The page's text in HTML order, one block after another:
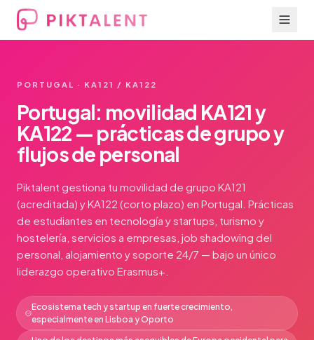
PORTUGAL · KA121 / KA122
Portugal: movilidad KA121 y
KA122 — prácticas de grupo y
flujos de personal
Piktalent gestiona tu movilidad de grupo KA121
(acreditada) y KA122 (corto plazo) en Portugal. Prácticas
de estudiantes en tecnología y startups, turismo y
hostelería, servicios a empresas, job shadowing del
personal, alojamiento y soporte 24/7 — bajo un único
liderazgo operativo Erasmus+.
Ecosistema tech y startup en fuerte crecimiento,
especialmente en Lisboa y Oporto